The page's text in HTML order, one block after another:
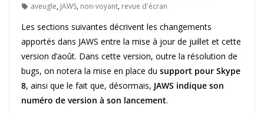
aveugle, JAWS, non-voyant, revue d'écran
Les sections suivantes décrivent les changements
apportés dans JAWS entre la mise à jour de juillet et cette
version d’août. Dans cette version, outre la résolution de
bugs, on notera la mise en place du support pour Skype
8, ainsi que le fait que, désormais, JAWS indique son
numéro de version à son lancement.